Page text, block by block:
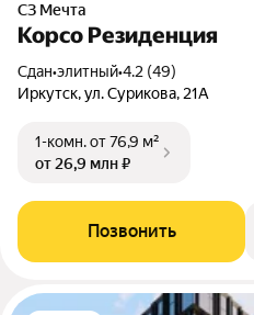
СЗ Мечта
Корсо Резиденция
Сдан•элитный•4.2 (49)
Иркутск, ул. Сурикова, 21А
1-комн.от 76,9 м²
от 26,9 млн ₽
Позвонить